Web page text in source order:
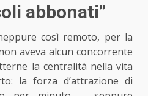
abbonati”
così remoto, per la
aveva alcun concorrente
la centralità nella vita
la forza d’attrazione di